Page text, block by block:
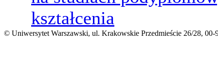
kształcenia
© Uniwersytet Warszawski, ul. Krakowskie Przedmieście 26/28, 00-